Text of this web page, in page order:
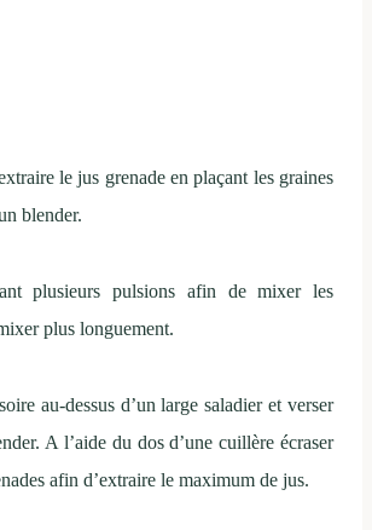
le jus grenade en plaçant les graines
blender.
plusieurs pulsions afin de mixer les
plus longuement.
au-dessus d’un large saladier et verser
A l’aide du dos d’une cuillère écraser
afin d’extraire le maximum de jus.